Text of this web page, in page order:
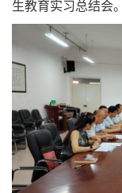
生教育实习总结会。